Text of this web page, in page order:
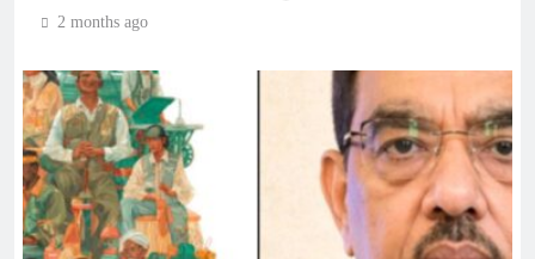
2 months ago